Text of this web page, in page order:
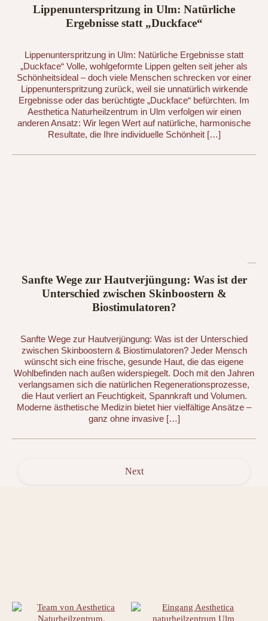
Lippenunterspritzung in Ulm: Natürliche
Ergebnisse statt „Duckface“
Lippenunterspritzung in Ulm: Natürliche Ergebnisse statt
„Duckface“ Volle, wohlgeformte Lippen gelten seit jeher als
Schönheitsideal – doch viele Menschen schrecken vor einer
Lippenunterspritzung zurück, weil sie unnatürlich wirkende
Ergebnisse oder das berüchtigte „Duckface“ befürchten. Im
Aesthetica Naturheilzentrum in Ulm verfolgen wir einen
anderen Ansatz: Wir legen Wert auf natürliche, harmonische
Resultate, die Ihre individuelle Schönheit […]
Sanfte Wege zur Hautverjüngung: Was ist der
Unterschied zwischen Skinboostern &
Biostimulatoren?
Sanfte Wege zur Hautverjüngung: Was ist der Unterschied
zwischen Skinboostern & Biostimulatoren? Jeder Mensch
wünscht sich eine frische, gesunde Haut, die das eigene
Wohlbefinden nach außen widerspiegelt. Doch mit den Jahren
verlangsamen sich die natürlichen Regenerationsprozesse,
die Haut verliert an Feuchtigkeit, Spannkraft und Volumen.
Moderne ästhetische Medizin bietet hier vielfältige Ansätze –
ganz ohne invasive […]
Next